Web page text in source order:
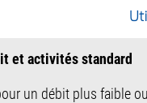
et activités standard
un débit plus faible